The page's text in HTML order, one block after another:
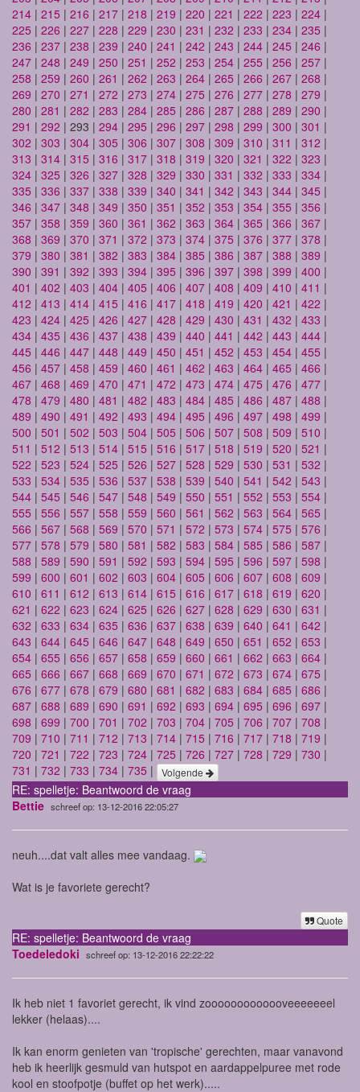
214 | 215 | 216 | 217 | 218 | 219 | 220 | 221 | 222 | 223 | 224 |
225 | 226 | 227 | 228 | 229 | 230 | 231 | 232 | 233 | 234 | 235 |
236 | 237 | 238 | 239 | 240 | 241 | 242 | 243 | 244 | 245 | 246 |
247 | 248 | 249 | 250 | 251 | 252 | 253 | 254 | 255 | 256 | 257 |
258 | 259 | 260 | 261 | 262 | 263 | 264 | 265 | 266 | 267 | 268 |
269 | 270 | 271 | 272 | 273 | 274 | 275 | 276 | 277 | 278 | 279 |
280 | 281 | 282 | 283 | 284 | 285 | 286 | 287 | 288 | 289 | 290 |
291 | 292 | 293 | 294 | 295 | 296 | 297 | 298 | 299 | 300 | 301 |
302 | 303 | 304 | 305 | 306 | 307 | 308 | 309 | 310 | 311 | 312 |
313 | 314 | 315 | 316 | 317 | 318 | 319 | 320 | 321 | 322 | 323 |
324 | 325 | 326 | 327 | 328 | 329 | 330 | 331 | 332 | 333 | 334 |
335 | 336 | 337 | 338 | 339 | 340 | 341 | 342 | 343 | 344 | 345 |
346 | 347 | 348 | 349 | 350 | 351 | 352 | 353 | 354 | 355 | 356 |
357 | 358 | 359 | 360 | 361 | 362 | 363 | 364 | 365 | 366 | 367 |
368 | 369 | 370 | 371 | 372 | 373 | 374 | 375 | 376 | 377 | 378 |
379 | 380 | 381 | 382 | 383 | 384 | 385 | 386 | 387 | 388 | 389 |
390 | 391 | 392 | 393 | 394 | 395 | 396 | 397 | 398 | 399 | 400 |
401 | 402 | 403 | 404 | 405 | 406 | 407 | 408 | 409 | 410 | 411 |
412 | 413 | 414 | 415 | 416 | 417 | 418 | 419 | 420 | 421 | 422 |
423 | 424 | 425 | 426 | 427 | 428 | 429 | 430 | 431 | 432 | 433 |
434 | 435 | 436 | 437 | 438 | 439 | 440 | 441 | 442 | 443 | 444 |
445 | 446 | 447 | 448 | 449 | 450 | 451 | 452 | 453 | 454 | 455 |
456 | 457 | 458 | 459 | 460 | 461 | 462 | 463 | 464 | 465 | 466 |
467 | 468 | 469 | 470 | 471 | 472 | 473 | 474 | 475 | 476 | 477 |
478 | 479 | 480 | 481 | 482 | 483 | 484 | 485 | 486 | 487 | 488 |
489 | 490 | 491 | 492 | 493 | 494 | 495 | 496 | 497 | 498 | 499 |
500 | 501 | 502 | 503 | 504 | 505 | 506 | 507 | 508 | 509 | 510 |
511 | 512 | 513 | 514 | 515 | 516 | 517 | 518 | 519 | 520 | 521 |
522 | 523 | 524 | 525 | 526 | 527 | 528 | 529 | 530 | 531 | 532 |
533 | 534 | 535 | 536 | 537 | 538 | 539 | 540 | 541 | 542 | 543 |
544 | 545 | 546 | 547 | 548 | 549 | 550 | 551 | 552 | 553 | 554 |
555 | 556 | 557 | 558 | 559 | 560 | 561 | 562 | 563 | 564 | 565 |
566 | 567 | 568 | 569 | 570 | 571 | 572 | 573 | 574 | 575 | 576 |
577 | 578 | 579 | 580 | 581 | 582 | 583 | 584 | 585 | 586 | 587 |
588 | 589 | 590 | 591 | 592 | 593 | 594 | 595 | 596 | 597 | 598 |
599 | 600 | 601 | 602 | 603 | 604 | 605 | 606 | 607 | 608 | 609 |
610 | 611 | 612 | 613 | 614 | 615 | 616 | 617 | 618 | 619 | 620 |
621 | 622 | 623 | 624 | 625 | 626 | 627 | 628 | 629 | 630 | 631 |
632 | 633 | 634 | 635 | 636 | 637 | 638 | 639 | 640 | 641 | 642 |
643 | 644 | 645 | 646 | 647 | 648 | 649 | 650 | 651 | 652 | 653 |
654 | 655 | 656 | 657 | 658 | 659 | 660 | 661 | 662 | 663 | 664 |
665 | 666 | 667 | 668 | 669 | 670 | 671 | 672 | 673 | 674 | 675 |
676 | 677 | 678 | 679 | 680 | 681 | 682 | 683 | 684 | 685 | 686 |
687 | 688 | 689 | 690 | 691 | 692 | 693 | 694 | 695 | 696 | 697 |
698 | 699 | 700 | 701 | 702 | 703 | 704 | 705 | 706 | 707 | 708 |
709 | 710 | 711 | 712 | 713 | 714 | 715 | 716 | 717 | 718 | 719 |
720 | 721 | 722 | 723 | 724 | 725 | 726 | 727 | 728 | 729 | 730 |
731 | 732 | 733 | 734 | 735 | Volgende
RE: spelletje: Beantwoord de vraag
Bettie schreef op: 13-12-2016 22:05:27
neuh....dat valt alles mee vandaag.
Wat is je favoriete gerecht?
Quote
RE: spelletje: Beantwoord de vraag
Toedeledoki schreef op: 13-12-2016 22:22:22
Ik heb niet 1 favoriet gerecht, ik vind zooooooooooooveeeeeeel
lekker (helaas)....
Ik kan enorm genieten van 'tropische' gerechten, maar vanavond
heb ik heerlijk gesmuld van hutspot en aardappelpuree met rode
kool en stoofpotje (buffet op het werk).....